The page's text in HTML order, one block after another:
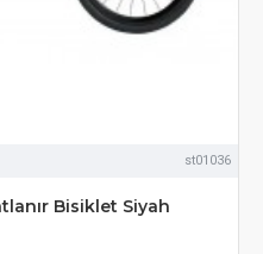
st01036
Bisiklet Siyah